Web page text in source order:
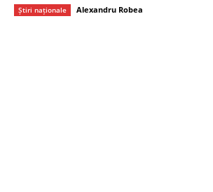
Știri naționale Alexandru Robea